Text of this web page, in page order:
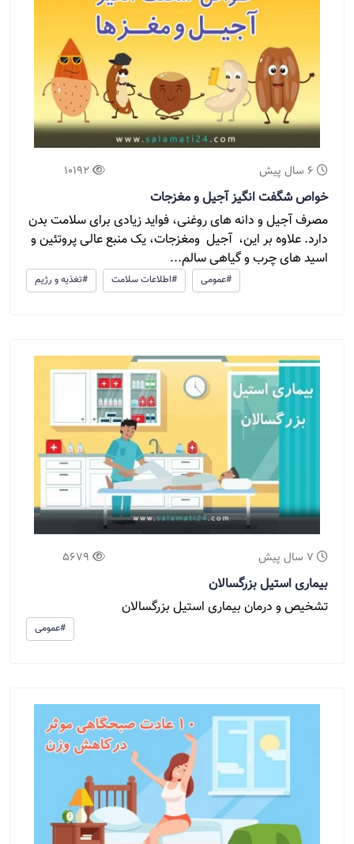
6 سال پیش 10192
خواص شگفت انگیز آجیل و مغزجات
مصرف آجیل و دانه های روغنی، فواید زیادی برای سلامت بدن
دارد. علاوه بر این، آجیل ومغزجات، یک منبع عالی پروتئین و
اسید های چرب و گیاهی سالم...
#تغذیه و رژیم #اطلاعات سلامت #عمومی
7 سال پیش 5679
بیماری استیل بزرگسالان
تشخیص و درمان بیماری استیل بزرگسالان
#عمومی